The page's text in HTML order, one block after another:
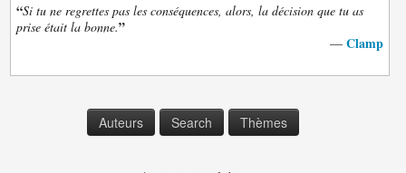
“Si tu ne regrettes pas les conséquences, alors, la décision que tu as
prise était la bonne.”
— Clamp
Auteurs Search Thèmes